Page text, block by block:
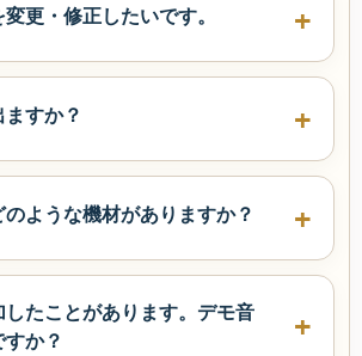
更・修正したいです。
すか？
ような機材がありますか？
たことがあります。デモ音
か？